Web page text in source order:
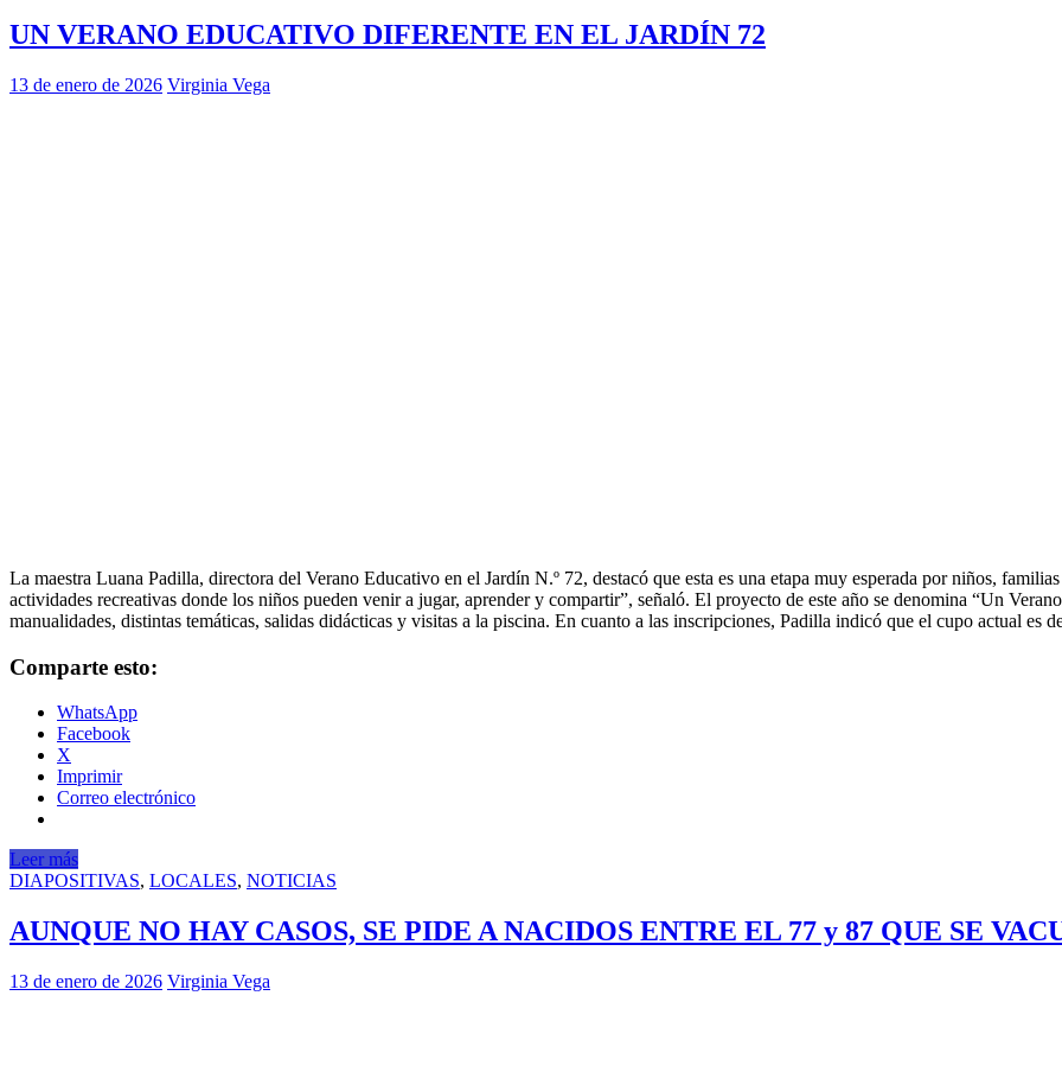
UN VERANO EDUCATIVO DIFERENTE EN EL JARDÍN 72
13 de enero de 2026 Virginia Vega
La maestra Luana Padilla, directora del Verano Educativo en el Jardín N.º 72, destacó que esta es una etapa muy esperada por niños,
actividades recreativas donde los niños pueden venir a jugar, aprender y compartir”, señaló. El proyecto de este año se denomina “Un
manualidades, distintas temáticas, salidas didácticas y visitas a la piscina. En cuanto a las inscripciones, Padilla indicó que el cupo actual es
Comparte esto:
WhatsApp
Facebook
X
Imprimir
Correo electrónico
Leer más
DIAPOSITIVAS, LOCALES, NOTICIAS
AUNQUE NO HAY CASOS, SE PIDE A NACIDOS ENTRE EL 77 y 87 QUE SE
13 de enero de 2026 Virginia Vega